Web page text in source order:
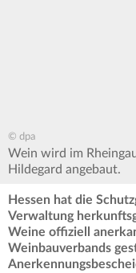
© dpa
Wein wird im
Hildegard angebaut.
Hessen hat die
Verwaltung
Weine offiziell
Weinbauverbands